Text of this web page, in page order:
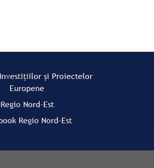
și Proiectelor
Europene
Regio Nord-Est
Regio Nord-Est